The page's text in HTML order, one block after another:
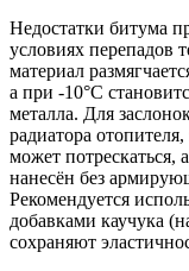
Недостатки битума
условиях перепадов
материал
а при -10°C
металла. Для
радиатора
может потрескаться,
нанесён без
Рекомендуется
добавками каучука
сохраняют